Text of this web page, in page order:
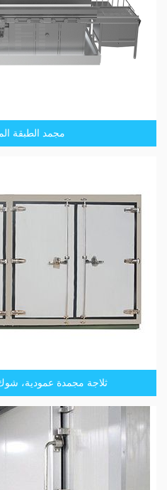
مجمد الطبقة
ثلاجة مجمدة عمودية،